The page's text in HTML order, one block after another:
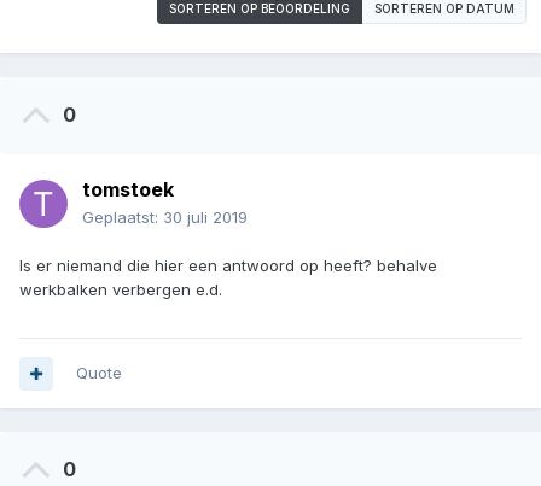
SORTEREN OP BEOORDELING SORTEREN OP DATUM
0
tomstoek
Geplaatst: 30 juli 2019
Is er niemand die hier een antwoord op heeft? behalve
werkbalken verbergen e.d.
Quote
0